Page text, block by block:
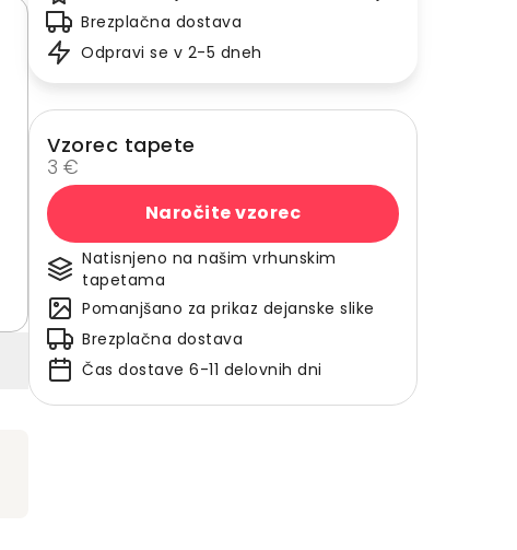
Brezplačna dostava
Odpravi se v 2-5 dneh
Vzorec tapete
3 €
Naročite vzorec
Natisnjeno na našim vrhunskim
tapetama
Pomanjšano za prikaz dejanske slike
Brezplačna dostava
Čas dostave 6-11 delovnih dni